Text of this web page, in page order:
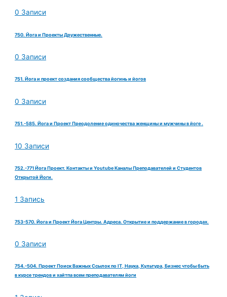
0 Записи
750. Йога и Проекты Дружественные.
0 Записи
751. Йога и проект создания сообщества йогинь и йогов
0 Записи
751.-585. Йога и Проект Преодоление одиночества женщины и мужчины в йоге .
10 Записи
752.-771 Йога Проект. Контакты и Youtube Каналы Преподавателей и Студентов
Открытой Йоги.
1 Запись
753-570. Йога и Проект Йога Центры. Адреса. Открытие и поддержание в городах.
0 Записи
754.-504. Проект Поиск Важных Ссылок по IT, Наука, Культура, Бизнес чтобы быть
в курсе трендов и хайтпа всем преподавателям йоги